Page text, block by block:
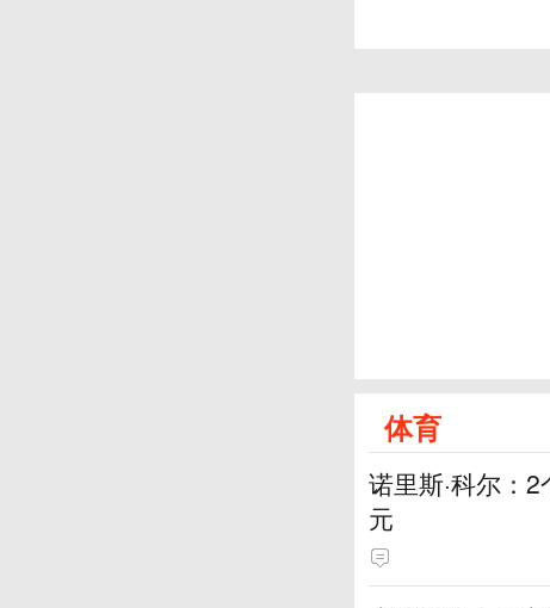
体育
诺里斯·科尔：
元